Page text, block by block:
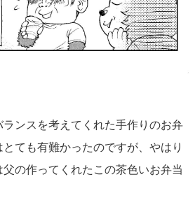
ンスを考えてくれた手作りのお弁
ても有難かったのですが、やはり
の作ってくれたこの茶色いお弁当